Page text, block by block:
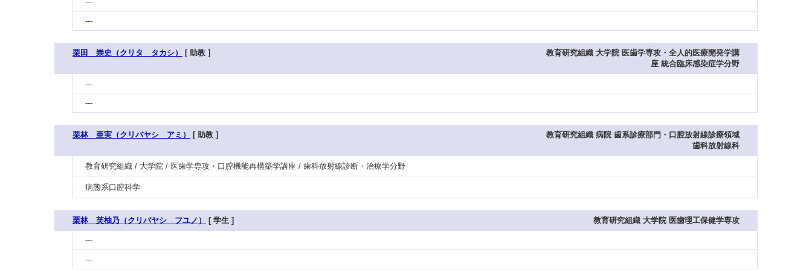
---
栗田 崇史（クリタ タカシ） [ 助教 ]
教育研究組織 大学院 医歯学専攻・全人的医療開発学講
座 統合臨床感染症学分野
---
---
栗林 亜実（クリバヤシ アミ） [ 助教 ]
教育研究組織 病院 歯系診療部門・口腔放射線診療領域
歯科放射線科
教育研究組織 / 大学院 / 医歯学専攻・口腔機能再構築学講座 / 歯科放射線診断・治療学分野
病態系口腔科学
栗林 芙柚乃（クリバヤシ フユノ） [ 学生 ] 教育研究組織 大学院 医歯理工保健学専攻
---
---